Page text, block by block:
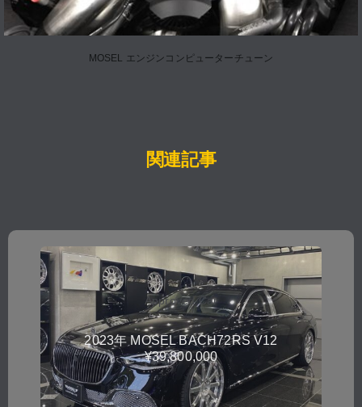
MOSEL エンジンコンピューターチューン
関連記事
Approved Car
2023年 MOSEL BACH72RS V12
¥39,800,000